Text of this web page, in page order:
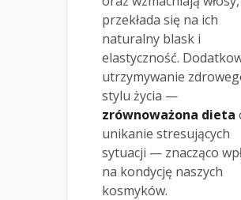
przekłada się na ich
naturalny blask i
elastyczność.
utrzymywanie
stylu życia —
zrównoważona dieta
unikanie stresujących
sytuacji — znacząco
na kondycję naszych
kosmyków.